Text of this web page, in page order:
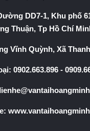
DD7-1, Khu phố
Thuận, Tp Hồ Chí
Vĩnh Quỳnh, Xã
0902.663.896-